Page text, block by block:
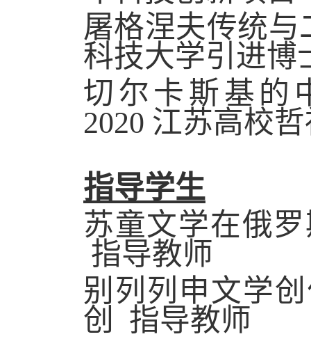
屠格涅夫传统
科技大学引进博
切尔卡斯基的
2020 江苏高校
指导学生
苏童文学在俄
指导教师
别列列申文学
创 指导教师